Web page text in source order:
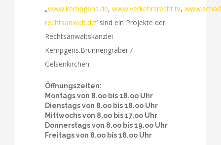
„www.kempgens.de, www.verkehrsrecht.tv,
rechtsanwalt.de“ sind ein Projekte der
Rechtsanwaltskanzlei
Kempgens.Brunnengräber /
Gelsenkirchen.
Öffnungszeiten:
Montags von 8.oo bis 18.oo Uhr
Dienstags von 8.oo bis 18.oo Uhr
Mittwochs von 8.oo bis 17.oo Uhr
Donnerstags von 8.oo bis 19.oo Uhr
Freitags von 8.oo bis 18.oo Uhr